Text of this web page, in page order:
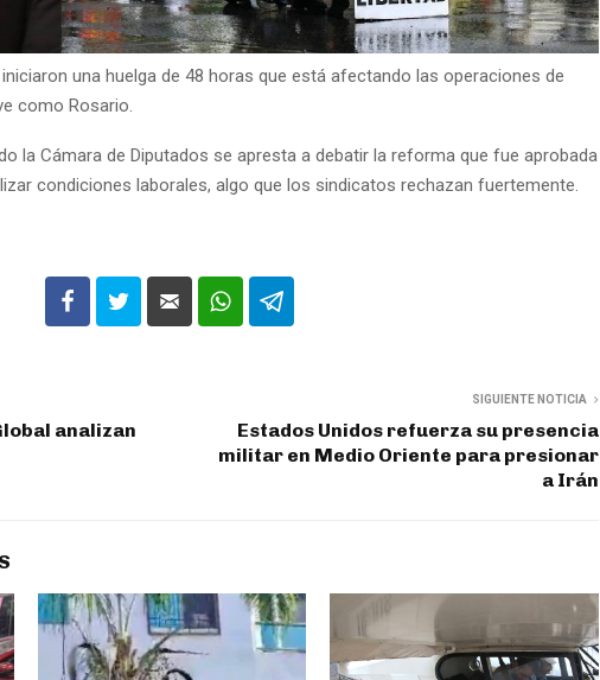
una huelga de 48 horas que está afectando las operaciones de
como Rosario.
la Cámara de Diputados se apresta a debatir la reforma que fue aprobada
condiciones laborales, algo que los sindicatos rechazan fuertemente.
analizan
SIGUIENTE NOTICIA
Estados Unidos refuerza su presencia
militar en Medio Oriente para presionar
a Irán